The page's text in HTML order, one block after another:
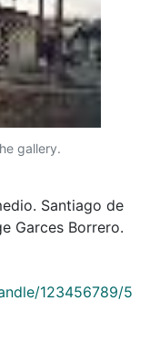
gallery.
Santiago de
Garces Borrero.
123456789/5